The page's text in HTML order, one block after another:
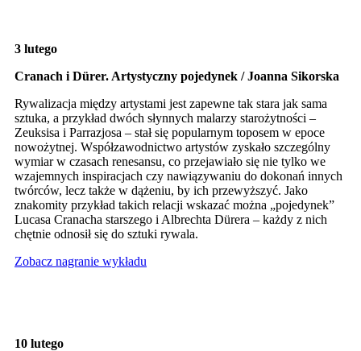
3 lutego
Cranach i Dürer. Artystyczny pojedynek / Joanna Sikorska
Rywalizacja między artystami jest zapewne tak stara jak sama
sztuka, a przykład dwóch słynnych malarzy starożytności –
Zeuksisa i Parrazjosa – stał się popularnym toposem w epoce
nowożytnej. Współzawodnictwo artystów zyskało szczególny
wymiar w czasach renesansu, co przejawiało się nie tylko we
wzajemnych inspiracjach czy nawiązywaniu do dokonań innych
twórców, lecz także w dążeniu, by ich przewyższyć. Jako
znakomity przykład takich relacji wskazać można „pojedynek”
Lucasa Cranacha starszego i Albrechta Dürera – każdy z nich
chętnie odnosił się do sztuki rywala.
Zobacz nagranie wykładu
10 lutego